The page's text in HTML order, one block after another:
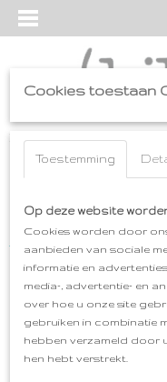
Inloggen Registreren
Home>cadeaus>SPELD-
HANGER / ak
Cookies toestaan
Toestemming
Op deze website
Cookies worden door
aanbieden van sociale
informatie en
media-, advertentie- en
over hoe u onze site
gebruiken in combinatie
hebben verzameld door
hen hebt verstrekt.